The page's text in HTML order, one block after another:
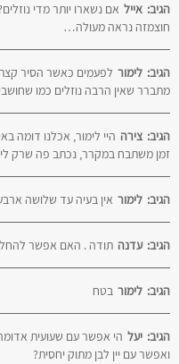
אייל הגיב:
אם נשארו יותר מדי
חוצמזה נראה מעולה…
לימור הגיב:
לפעמים כאשר הסיר
מתברר שאין הרבה נוזלים כמו
צירה הגיב:
היי לימור, אכלנו דומה
זמן משתבח במקרר, נכתב פה שרק
לימור הגיב: אין בעיה עד שלושה
עדנה הגיב: תודה . האם אפשר
לימור הגיב: בטח
יעל הגיב:
הי אפשר עם שעועית
ואפשר עם יין לבן מתוק יחסית?